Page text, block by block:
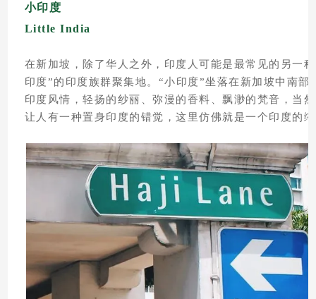
小印度
Little India
在新加坡，除了华人之外，印度人可能是最常见的另一
印度”的印度族群聚集地。“小印度”坐落在新加坡中南
印度风情，轻扬的纱丽、弥漫的香料、飘渺的梵音，当
让人有一种置身印度的错觉，这里仿佛就是一个印度的